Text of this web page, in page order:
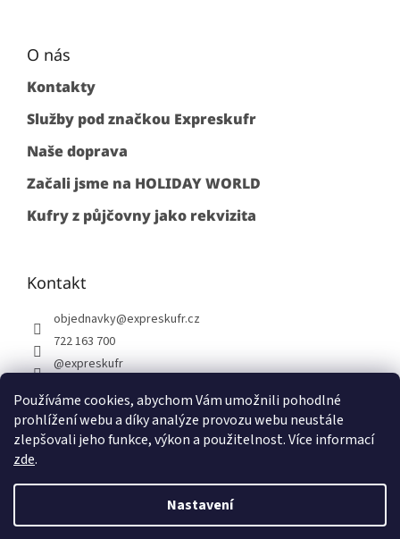
Používáme cookies, abychom Vám umožnili pohodlné
prohlížení webu a díky analýze provozu webu neustále
zlepšovali jeho funkce, výkon a použitelnost. Více informací
zde.
Nastavení
O nás
Kontakty
Služby pod značkou Expreskufr
Naše doprava
Začali jsme na HOLIDAY WORLD
Kufry z půjčovny jako rekvizita
Kontakt
objednavky@expreskufr.cz
722 163 700
@expreskufr
Vytvořil Shoptet